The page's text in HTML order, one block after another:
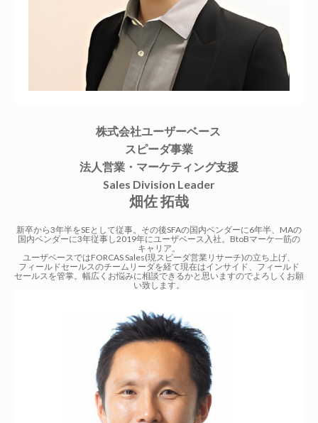
株式会社ユーザーベース
スピーダ事業
法人営業・マーケティング支援
Sales Division Leader
畑佐 拓哉
新卒から3年半をSEとして従事。その後SFAの国内ベンダーに6年半、MAの
国内ベンダーに3年従事し2019年にユーザベース入社。BtoBマーケ一筋の
キャリア。
ユーザベースではFORCAS Sales(現スピーダ営業リサーチ)の立ち上げ、
フィールドセールスのチームリーダを経て現在はインサイド、フィールド
セールスを管掌。幅広くお悩みに相談できるかと思いますのでよろしくお願
い致します。